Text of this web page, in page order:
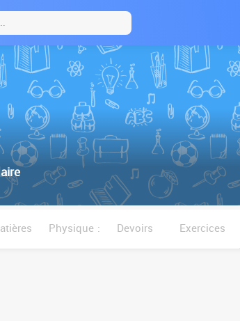
Physique : Devoirs Exercices